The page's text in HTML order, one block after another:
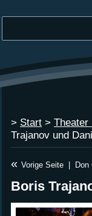
> Start > Theater
Trajanov und
« Vorige Seite Don
Boris